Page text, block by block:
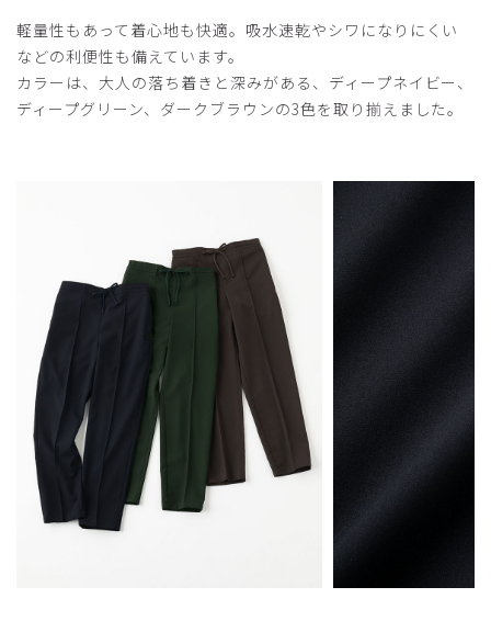
軽量性もあって着心地も快適。吸水速乾やシワになりにくい
などの利便性も備えています。
カラーは、大人の落ち着きと深みがある、ディープネイビー、
ディープグリーン、ダークブラウンの3色を取り揃えました。